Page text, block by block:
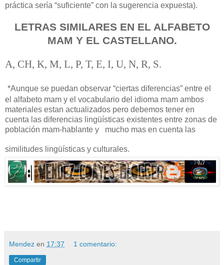
práctica sería “suficiente” con la sugerencia expuesta).
LETRAS SIMILARES EN EL ALFABETO
MAM Y EL CASTELLANO.
A, CH, K, M, L, P, T, E, I, U, N, R, S.
*Aunque se puedan observar “ciertas diferencias” entre el
el alfabeto mam y el vocabulario del idioma mam ambos
materiales estan actualizados pero debemos tener en
cuenta las diferencias lingüísticas existentes entre zonas de
población mam-hablante y mucho mas en cuenta las
similitudes lingüísticas y culturales.
Mendez en 17:37 1 comentario:
Compartir